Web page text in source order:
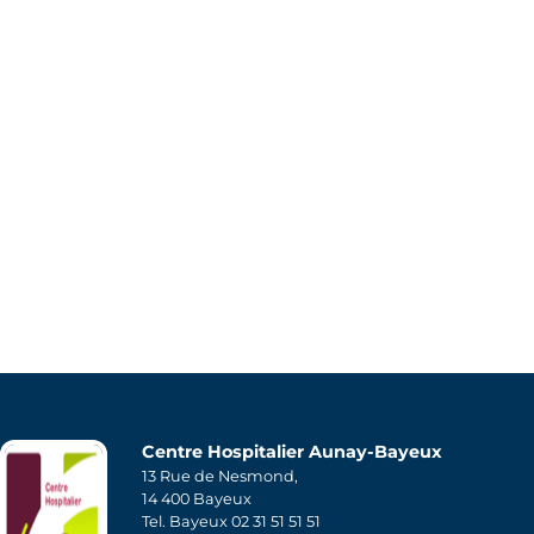
Centre Hospitalier Aunay-Bayeux
13 Rue de Nesmond,
14 400 Bayeux
Tel. Bayeux 02 31 51 51 51